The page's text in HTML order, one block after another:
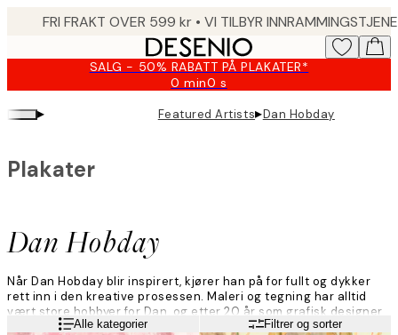
SALG - 50% RABATT PÅ PLAKATER*
0 min0 s
Gyldig
til
og
▸ Featured Artists▸Dan Hobday
Dan Hobday
Plakater
Når Dan Hobday blir inspirert, kjører han på for fullt og dykker
rett inn i den kreative prosessen. Maleri og tegning har alltid
vært store hobbyer for Dan, og etter 20 år som grafisk designer
flyttet han for å bli heltidskunstner.
Alle kategorier Filtrer og sorter